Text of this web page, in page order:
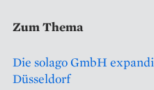
Zum Thema
Die solago GmbH
Düsseldorf